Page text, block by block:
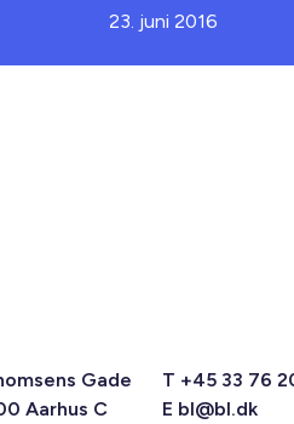
23. juni 2016
Gade
Aarhus C
T +45 33 76
E bl@bl.dk